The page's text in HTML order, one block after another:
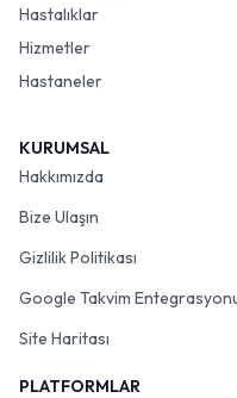
Hastalıklar
Hizmetler
Hastaneler
KURUMSAL
Hakkımızda
Bize Ulaşın
Gizlilik Politikası
Google Takvim
Site Haritası
PLATFORMLAR